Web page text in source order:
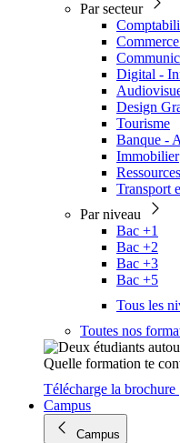
Par secteur
Digital -
Design
Tourisme
Banque -
Immobilier
Transport
Par niveau
Bac +1
Bac +2
Bac +3
Bac +5
Tous les
Toutes nos
Quelle formation te
Télécharge la brochure
Campus
Campus